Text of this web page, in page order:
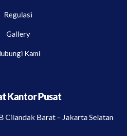
Regulasi
Gallery
Kami
Kantor Pusat
Cilandak Barat – Jakarta Selatan